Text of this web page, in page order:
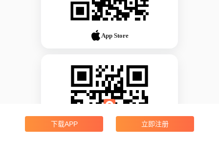
App Store
下载APP 立即注册